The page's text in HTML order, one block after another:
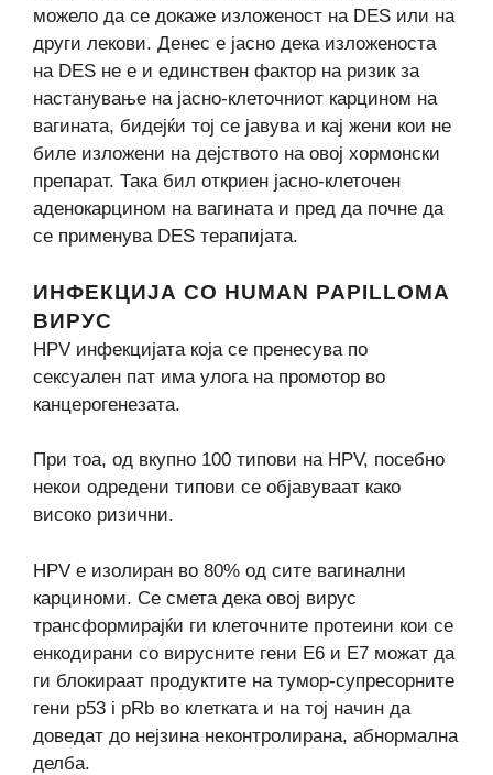
можело да се докаже изложеност на DES или на
други лекови. Денес е јасно дека изложеноста
на DES не е и единствен фактор на ризик за
настанување на јасно-клеточниот карцином на
вагината, бидејќи тој се јавува и кај жени кои не
биле изложени на дејството на овој хормонски
препарат. Така бил откриен јасно-клеточен
аденокарцином на вагината и пред да почне да
се применува DES терапијата.
ИНФЕКЦИЈА СО HUMAN PAPILLOMA
ВИРУС
HPV инфекцијата која се пренесува по
сексуален пат има улога на промотор во
канцерогенезата.
При тоа, од вкупно 100 типови на HPV, посебно
некои одредени типови се објавуваат како
високо ризични.
HPV е изолиран во 80% од сите вагинални
карциноми. Се смета дека овој вирус
трансформирајќи ги клеточните протеини кои се
енкодирани со вирусните гени Е6 и Е7 можат да
ги блокираат продуктите на тумор-супресорните
гени p53 i pRb во клетката и на тој начин да
доведат до нејзина неконтролирана, абнормална
делба.